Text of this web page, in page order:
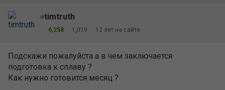
timtruth
6,258 1,019 12 лет на сайте
Подскажи пожалуйста а в чем заключается
подготовка к сплаву ?
Как нужно готовится месяц ?